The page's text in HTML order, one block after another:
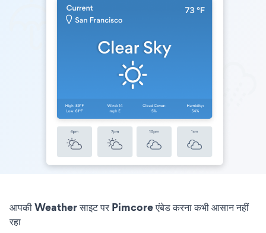
आपकी Weather साइट पर Pimcore एंबेड करना कभी आसान नहीं
रहा